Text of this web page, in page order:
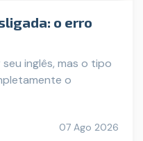
o erro
inglês, mas o tipo
o
07 Ago 2026